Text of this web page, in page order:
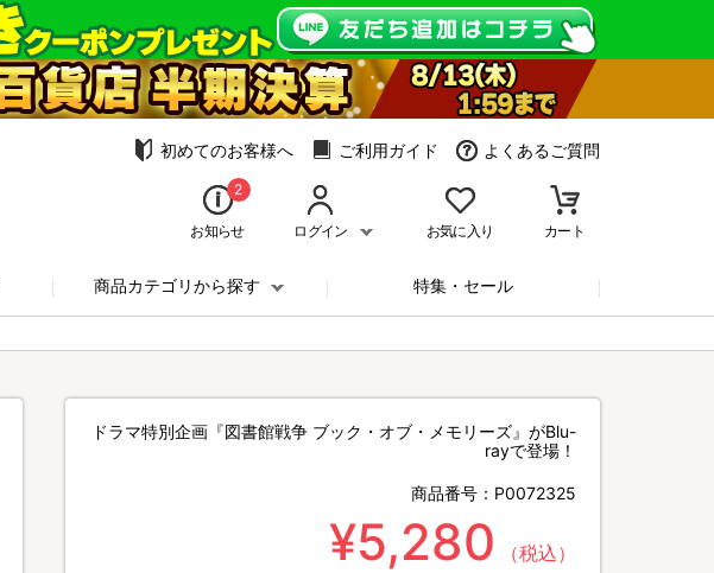
初めてのお客様へ ご利用ガイド よくあるご質問
2
お知らせ ログイン お気に入り カート
商品カテゴリから探す 特集・セール
ドラマ特別企画『図書館戦争 ブック・オブ・メモリーズ』がBlu-
rayで登場！
商品番号： P0072325
¥5,280 （税込）